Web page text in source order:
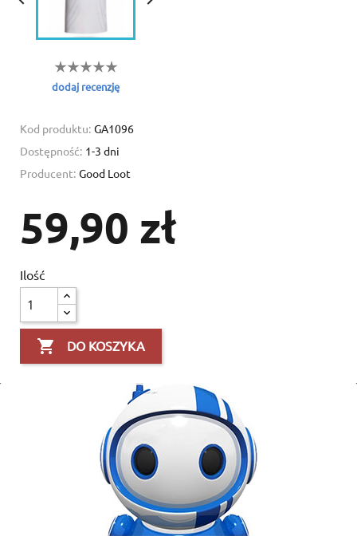
add_circle_outline Create new list
Create wishlist
Wishlist name
Sign in
dodaj recenzję
Kod produktu: GA1096
Dostępność: 1-3 dni
Producent: Good Loot
59,90 zł
Ilość
 DO KOSZYKA